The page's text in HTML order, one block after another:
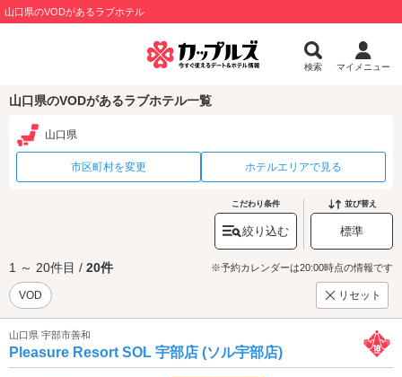
山口県のVODがあるラブホテル
検索 マイメニュー
山口県のVODがあるラブホテル一覧
山口県
市区町村を変更 ホテルエリアで見る
こだわり条件
絞り込む
並び替え
標準
1 ～ 20件目 / 20件 ※予約カレンダーは20:00時点の情報です
VOD リセット
山口県 宇部市善和
Pleasure Resort SOL 宇部店 (ソル宇部店)